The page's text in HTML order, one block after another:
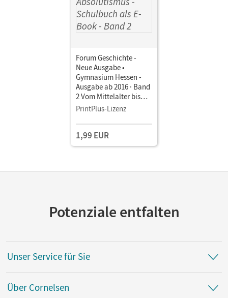
Forum Geschichte -
Neue Ausgabe •
Gymnasium Hessen -
Ausgabe ab 2016 · Band
2 Vom Mittelalter bis
zum Absolutismus •
PrintPlus-Lizenz
1,99 EUR
Potenziale entfalten
Unser Service für Sie
Über Cornelsen